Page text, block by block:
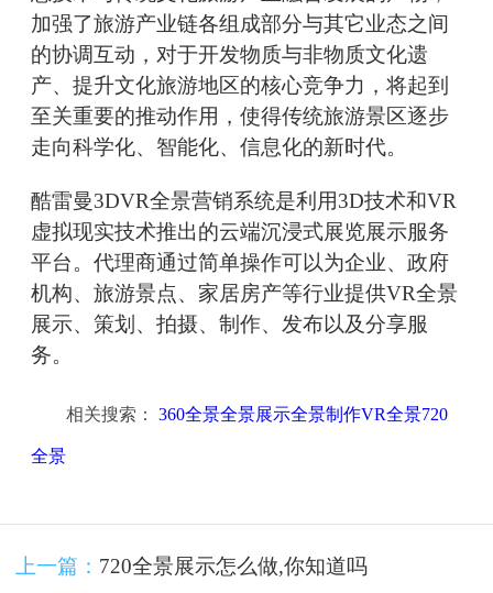
加强了旅游产业链各组成部分与其它业态之间
的协调互动，对于开发物质与非物质文化遗
产、提升文化旅游地区的核心竞争力，将起到
至关重要的推动作用，使得传统旅游景区逐步
走向科学化、智能化、信息化的新时代。
酷雷曼3DVR全景营销系统是利用3D技术和VR
虚拟现实技术推出的云端沉浸式展览展示服务
平台。代理商通过简单操作可以为企业、政府
机构、旅游景点、家居房产等行业提供VR全景
展示、策划、拍摄、制作、发布以及分享服
务。
相关搜索： 360全景全景展示全景制作VR全景720
全景
上一篇： 720全景展示怎么做,你知道吗